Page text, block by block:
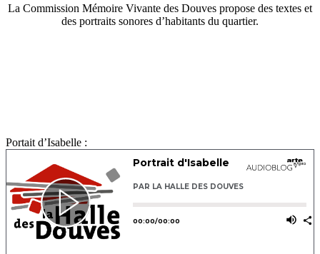
La Commission Mémoire Vivante des Douves propose des textes et
des portraits sonores d’habitants du quartier.
Portait d’Isabelle :